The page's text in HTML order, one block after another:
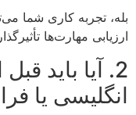
بله، تجربه کاری شما
ارزیابی مهارت‌ها
2. آیا باید
انگلیسی یا